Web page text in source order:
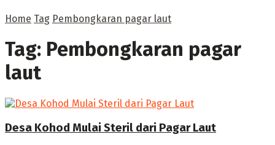
Home Tag Pembongkaran pagar laut
Tag: Pembongkaran pagar
laut
Desa Kohod Mulai Steril dari Pagar Laut